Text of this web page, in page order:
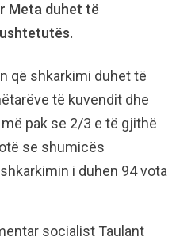
Meta duhet të
që shkarkimi duhet të
të kuvendit dhe
pak se 2/3 e të gjithë
se shumicës
i duhen 94 vota
socialist Taulant